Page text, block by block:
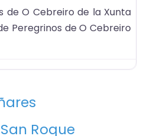
de O Cebreiro de la Xunta
Peregrinos de O Cebreiro
Roque